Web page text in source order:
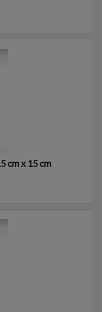
cm x 15 cm